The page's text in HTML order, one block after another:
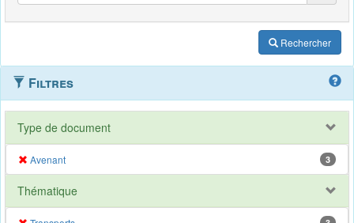
Rechercher
Filtres
Type de document
Avenant 3
Thématique